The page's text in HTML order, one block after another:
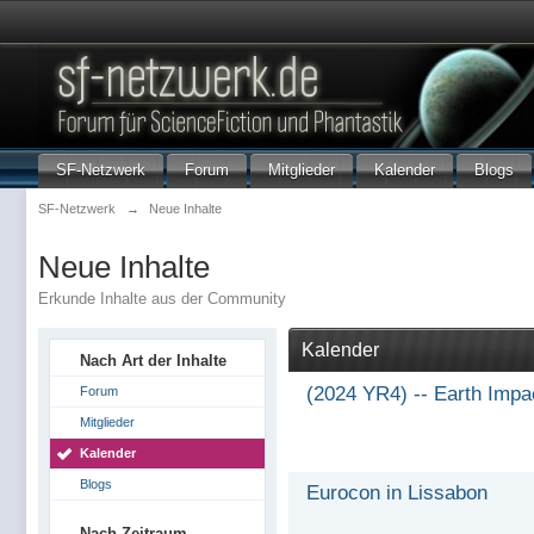
SF-Netzwerk Forum Mitglieder Kalender Blogs
SF-Netzwerk → Neue Inhalte
Neue Inhalte
Erkunde Inhalte aus der Community
Nach Art der Inhalte
Forum
Mitglieder
Kalender
Blogs
Kalender
(2024 YR4) -- Earth
Eurocon in Lissabon